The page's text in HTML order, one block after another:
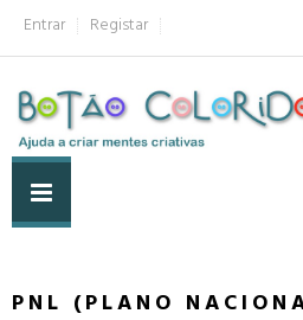
Entrar Registar
PNL (PLANO